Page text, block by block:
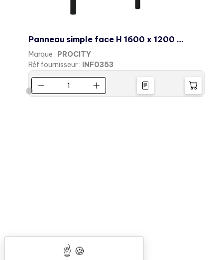
Panneau simple face H 1600 x 1200 mm
Marque : PROCITY
Réf fournisseur : INF0353